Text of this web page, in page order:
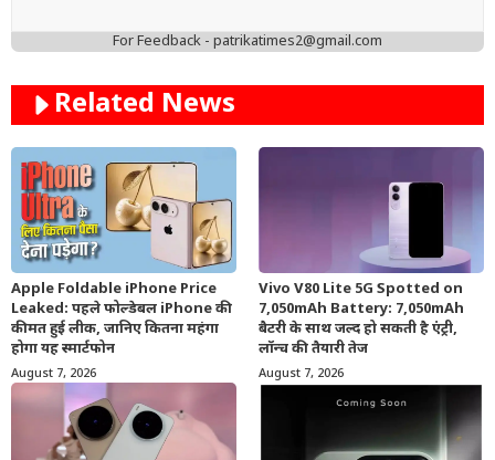
For Feedback - patrikatimes2@gmail.com
Related News
Apple Foldable iPhone Price
Leaked: पहले फोल्डेबल iPhone की
कीमत हुई लीक, जानिए कितना महंगा
होगा यह स्मार्टफोन
August 7, 2026
Vivo V80 Lite 5G Spotted on
7,050mAh Battery: 7,050mAh
बैटरी के साथ जल्द हो सकती है एंट्री,
लॉन्च की तैयारी तेज
August 7, 2026